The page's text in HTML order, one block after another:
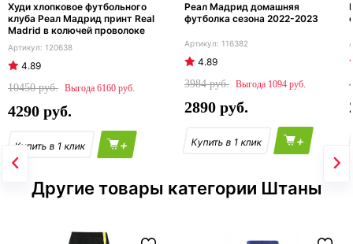
Худи хлопковое футбольного
клуба Реал Мадрид принт Real
Madrid в колючей проволоке
120638
4.89
10450
6160
4290
+
Реал Мадрид домашняя
футболка сезона 2022-2023
116382
4.89
3984
1094
2890
+
Другие товары категории Штаны